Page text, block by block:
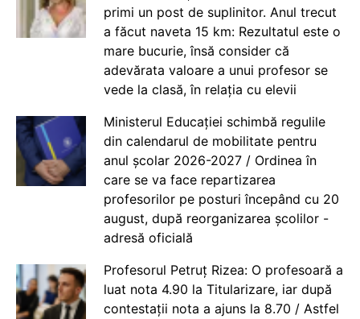
primi un post de suplinitor. Anul trecut
a făcut naveta 15 km: Rezultatul este o
mare bucurie, însă consider că
adevărata valoare a unui profesor se
vede la clasă, în relația cu elevii
Ministerul Educației schimbă regulile
din calendarul de mobilitate pentru
anul școlar 2026-2027 / Ordinea în
care se va face repartizarea
profesorilor pe posturi începând cu 20
august, după reorganizarea școlilor -
adresă oficială
Profesorul Petruț Rizea: O profesoară a
luat nota 4.90 la Titularizare, iar după
contestații nota a ajuns la 8.70 / Astfel